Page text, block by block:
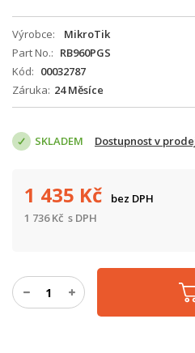
Výrobce
MikroTik
Part No.
RB960PGS
Kód
00032787
Záruka 24 Měsíce
SKLADEM Dostupnost v
1 435 Kč
bez DPH
1 736Kč s DPH